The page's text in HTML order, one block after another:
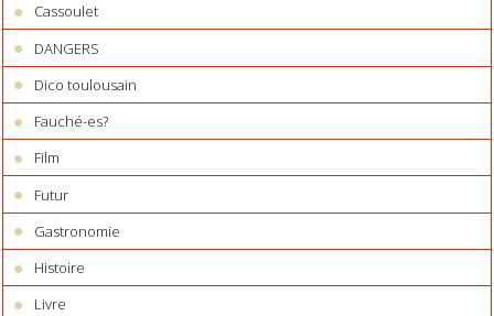
Cassoulet
DANGERS
Dico toulousain
Fauché-es?
Film
Futur
Gastronomie
Histoire
Livre